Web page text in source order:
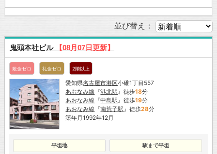
並び替え：
鬼頭本社ビル 【08月07日更新】
敷金ゼロ 礼金ゼロ 2階以上
愛知県名古屋市港区小碓1丁目557
あおなみ線 『港北駅』徒歩18分
あおなみ線 『中島駅』徒歩19分
あおなみ線 『南荒子駅』徒歩28分
築年月1992年12月
平坦地 駅まで平坦